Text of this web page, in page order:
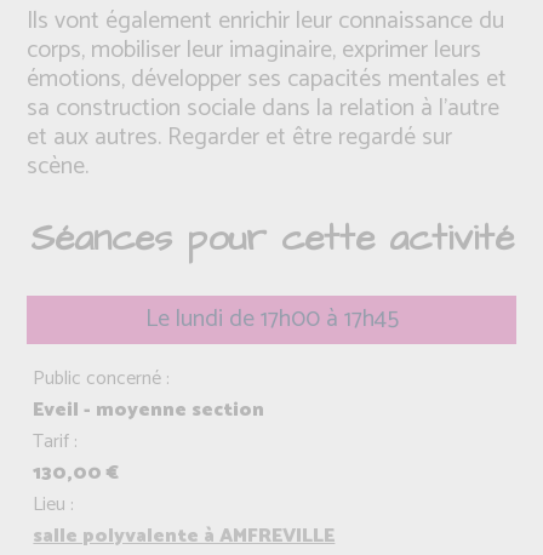
Ils vont également enrichir leur connaissance du
corps, mobiliser leur imaginaire, exprimer leurs
émotions, développer ses capacités mentales et
sa construction sociale dans la relation à l’autre
et aux autres. Regarder et être regardé sur
scène.
Séances pour cette activité
Le lundi de 17h00 à 17h45
Public concerné :
Eveil - moyenne section
Tarif :
130,00 €
Lieu :
salle polyvalente à AMFREVILLE